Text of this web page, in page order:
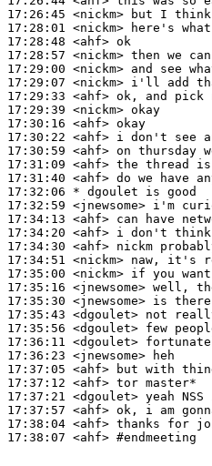
17:26:45 <nickm>
17:28:01 <nickm>
17:28:48 <ahf>
17:28:57 <nickm>
17:29:00 <nickm>
17:29:07 <nickm>
17:29:33 <ahf>
17:29:39 <nickm>
17:30:16 <ahf>
17:30:22 <ahf>
17:30:59 <ahf>
17:31:09 <ahf>
17:31:40 <ahf>
17:32:06 * dgoulet
is good
17:32:59 <jnewsome>
17:34:13 <ahf>
17:34:20 <ahf>
17:34:30 <ahf>
17:34:51 <nickm>
17:35:00 <nickm>
17:35:16 <jnewsome>
17:35:30 <jnewsome>
17:35:43 <dgoulet>
17:35:56 <dgoulet>
17:36:11 <dgoulet>
17:36:23 <jnewsome>
17:37:05 <ahf>
17:37:12 <ahf>
17:37:21 <dgoulet>
17:37:57 <ahf>
17:38:04 <ahf>
17:38:07 <ahf> #endmeeting